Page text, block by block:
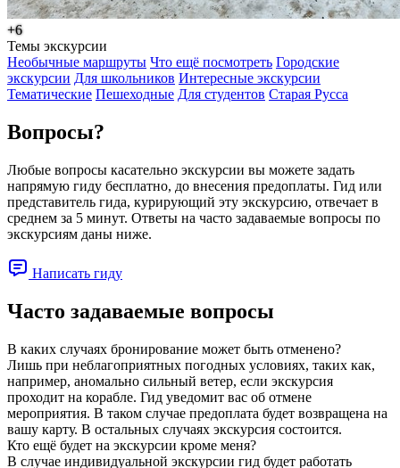
+6
Темы экскурсии
Необычные маршруты Что ещё посмотреть Городские
экскурсии Для школьников Интересные экскурсии
Тематические Пешеходные Для студентов Старая Русса
Вопросы?
Любые вопросы касательно экскурсии вы можете задать
напрямую гиду бесплатно, до внесения предоплаты. Гид или
представитель гида, курирующий эту экскурсию, отвечает в
среднем за 5 минут. Ответы на часто задаваемые вопросы по
экскурсиям даны ниже.
Написать гиду
Часто задаваемые вопросы
В каких случаях бронирование может быть отменено?
Лишь при неблагоприятных погодных условиях, таких как,
например, аномально сильный ветер, если экскурсия
проходит на корабле. Гид уведомит вас об отмене
мероприятия. В таком случае предоплата будет возвращена на
вашу карту. В остальных случаях экскурсия состоится.
Кто ещё будет на экскурсии кроме меня?
В случае индивидуальной экскурсии гид будет работать